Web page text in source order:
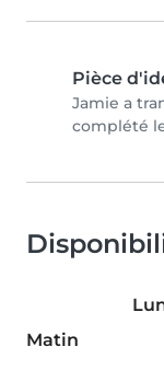
Pièce
Jamie a
complété
Matin